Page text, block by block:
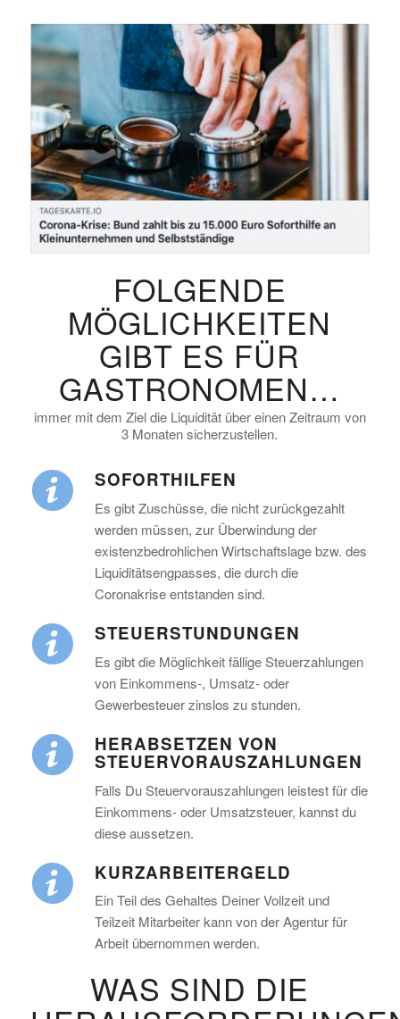
FOLGENDE
MÖGLICHKEITEN
GIBT ES FÜR
GASTRONOMEN…
immer mit dem Ziel die Liquidität über einen Zeitraum von
3 Monaten sicherzustellen.
SOFORTHILFEN
Es gibt Zuschüsse, die nicht zurückgezahlt
werden müssen, zur Überwindung der
existenzbedrohlichen Wirtschaftslage bzw. des
Liquiditätsengpasses, die durch die
Coronakrise entstanden sind.
STEUERSTUNDUNGEN
Es gibt die Möglichkeit fällige Steuerzahlungen
von Einkommens-, Umsatz- oder
Gewerbesteuer zinslos zu stunden.
HERABSETZEN VON
STEUERVORAUSZAHLUNGEN
Falls Du Steuervorauszahlungen leistest für die
Einkommens- oder Umsatzsteuer, kannst du
diese aussetzen.
KURZARBEITERGELD
Ein Teil des Gehaltes Deiner Vollzeit und
Teilzeit Mitarbeiter kann von der Agentur für
Arbeit übernommen werden.
WAS SIND DIE